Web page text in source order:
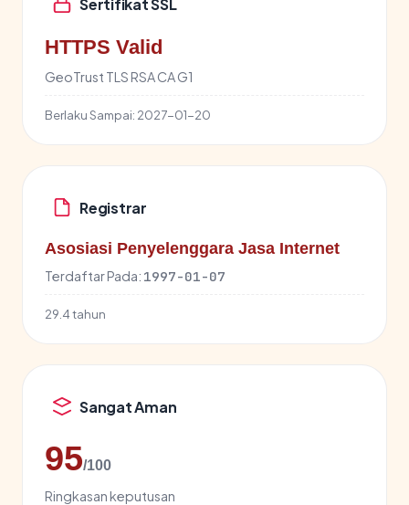
HTTPS Valid
GeoTrust TLS RSA CA G1
Berlaku Sampai: 2027-01-20
Registrar
Asosiasi Penyelenggara Jasa Internet
Terdaftar Pada: 1997-01-07
29.4 tahun
Sangat Aman
95/100
Ringkasan keputusan